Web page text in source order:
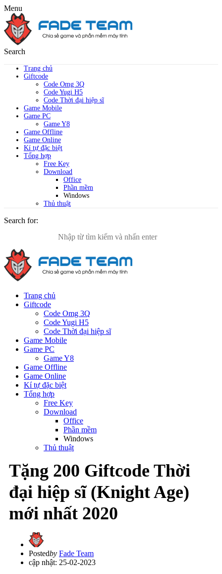
Menu
Search
Trang chủ
Giftcode
Code Omg 3Q
Code Yugi H5
Code Thời đại hiệp sĩ
Game Mobile
Game PC
Game Y8
Game Offline
Game Online
Kí tự đặc biệt
Tổng hợp
Free Key
Download
Office
Phần mềm
Windows
Thủ thuật
Search for:
Trang chủ
Giftcode
Code Omg 3Q
Code Yugi H5
Code Thời đại hiệp sĩ
Game Mobile
Game PC
Game Y8
Game Offline
Game Online
Kí tự đặc biệt
Tổng hợp
Free Key
Download
Office
Phần mềm
Windows
Thủ thuật
Tặng 200 Giftcode Thời
đại hiệp sĩ (Knight Age)
mới nhất 2020
Postedby Fade Team
cập nhật: 25-02-2023